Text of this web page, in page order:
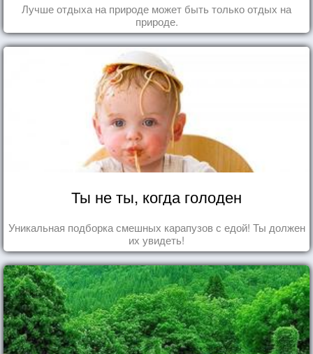
Лучше отдыха на природе может быть только отдых на
природе.
Ты не ты, когда голоден
Уникальная подборка смешных карапузов с едой! Ты должен
их увидеть!